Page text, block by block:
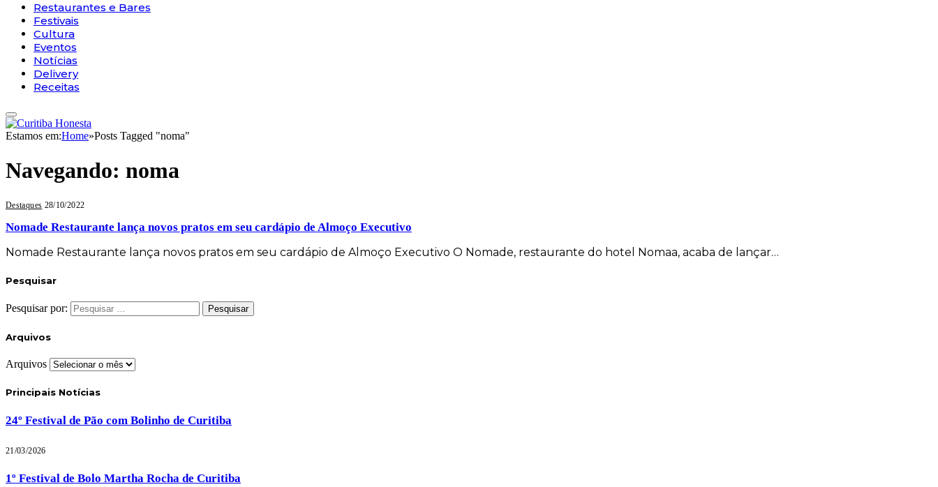
Restaurantes e Bares
Festivais
Cultura
Eventos
Notícias
Delivery
Receitas
Estamos em:Home»Posts Tagged "noma"
Navegando: noma
Destaques 28/10/2022
Nomade Restaurante lança novos pratos em seu cardápio de Almoço Executivo
Nomade Restaurante lança novos pratos em seu cardápio de Almoço Executivo O Nomade, restaurante do hotel Nomaa, acaba de lançar…
Pesquisar
Pesquisar por:
Arquivos
Arquivos
Principais Notícias
24º Festival de Pão com Bolinho de Curitiba
21/03/2026
1º Festival de Bolo Martha Rocha de Curitiba